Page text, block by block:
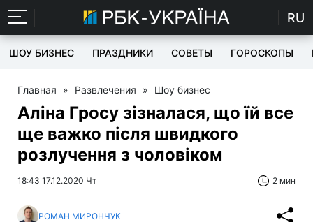
RU
ШОУ БИЗНЕС ПРАЗДНИКИ СОВЕТЫ ГОРОСКОПЫ
Главная » Развлечения » Шоу бизнес
Аліна Гросу зізналася, що їй все
ще важко після швидкого
розлучення з чоловіком
18:43 17.12.2020 Чт 2 мин
РОМАН МИРОНЧУК